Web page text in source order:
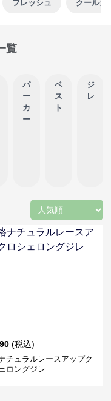
フレッシュ クールカ
覧
パ
ー
カ
ー
ベ
ス
ト
ジ
レ
(税込)
チュラルレースアップク
ロングジレ